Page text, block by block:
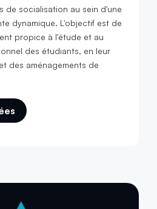
de socialisation au sein d'une
dynamique. L'objectif est de
propice à l'étude et au
des étudiants, en leur
des aménagements de